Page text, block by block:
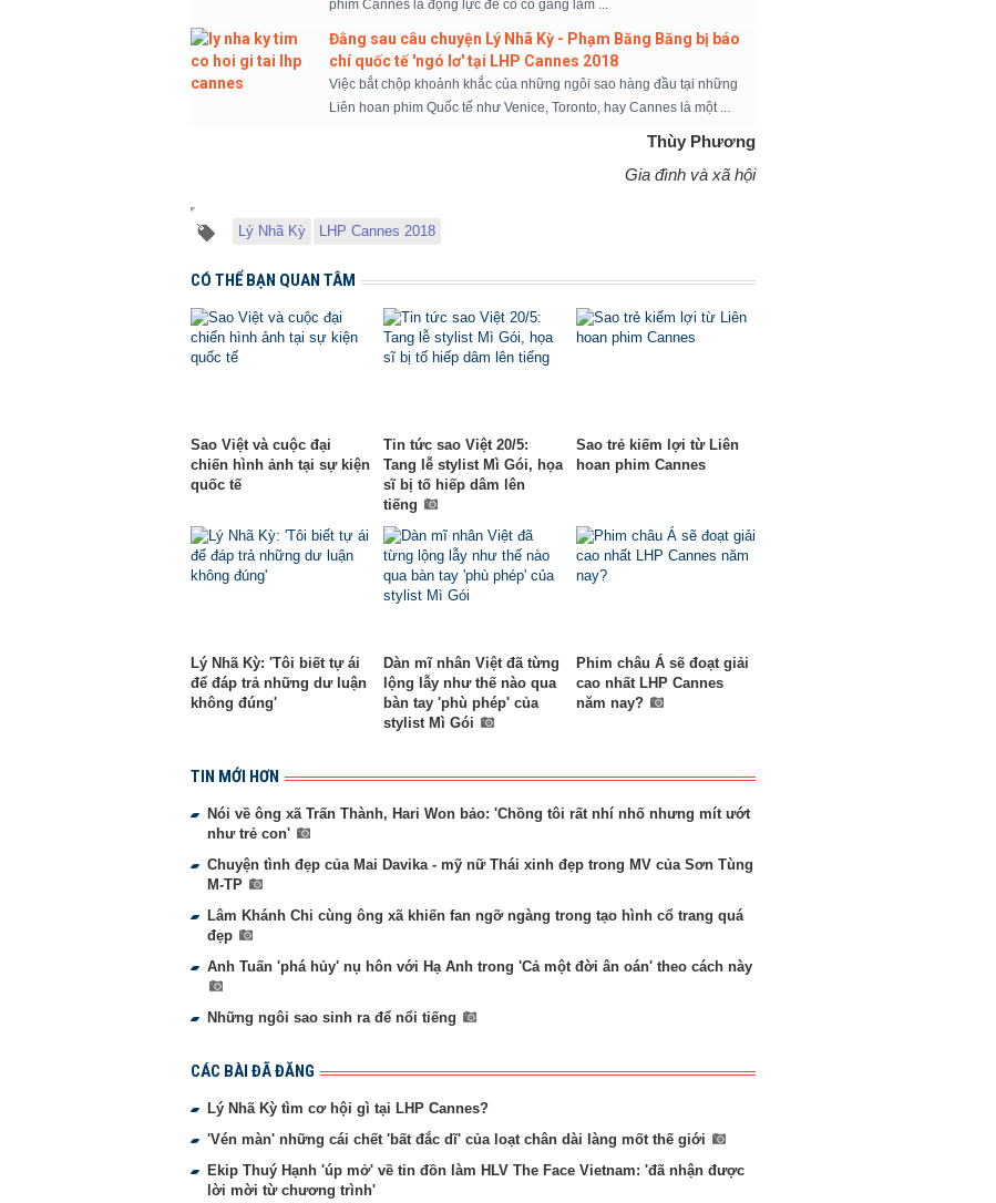
phim Cannes là động lực để cô cố gắng làm ...
Đằng sau câu chuyện Lý Nhã Kỳ - Phạm Băng Băng bị báo
chí quốc tế 'ngó lơ' tại LHP Cannes 2018
Việc bắt chộp khoảnh khắc của những ngôi sao hàng đầu tại những
Liên hoan phim Quốc tế như Venice, Toronto, hay Cannes là một ...
Thùy Phương
Gia đình và xã hội
Lý Nhã Kỳ LHP Cannes 2018
CÓ THỂ BẠN QUAN TÂM
Sao Việt và cuộc đại
chiến hình ảnh tại sự kiện
quốc tế
Tin tức sao Việt 20/5:
Tang lễ stylist Mì Gói, họa
sĩ bị tố hiếp dâm lên
tiếng
Sao trẻ kiếm lợi từ Liên
hoan phim Cannes
Lý Nhã Kỳ: 'Tôi biết tự ái
để đáp trả những dư luận
không đúng'
Dàn mĩ nhân Việt đã từng
lộng lẫy như thế nào qua
bàn tay 'phù phép' của
stylist Mì Gói
Phim châu Á sẽ đoạt giải
cao nhất LHP Cannes
năm nay?
TIN MỚI HƠN
Nói về ông xã Trấn Thành, Hari Won bảo: 'Chồng tôi rất nhí nhố nhưng mít ướt
như trẻ con'
Chuyện tình đẹp của Mai Davika - mỹ nữ Thái xinh đẹp trong MV của Sơn Tùng
M-TP
Lâm Khánh Chi cùng ông xã khiến fan ngỡ ngàng trong tạo hình cổ trang quá
đẹp
Anh Tuấn 'phá hủy' nụ hôn với Hạ Anh trong 'Cả một đời ân oán' theo cách này
Những ngôi sao sinh ra để nổi tiếng
CÁC BÀI ĐÃ ĐĂNG
Lý Nhã Kỳ tìm cơ hội gì tại LHP Cannes?
'Vén màn' những cái chết 'bất đắc dĩ' của loạt chân dài làng mốt thế giới
Ekip Thuý Hạnh 'úp mở' về tin đồn làm HLV The Face Vietnam: 'đã nhận được
lời mời từ chương trình'